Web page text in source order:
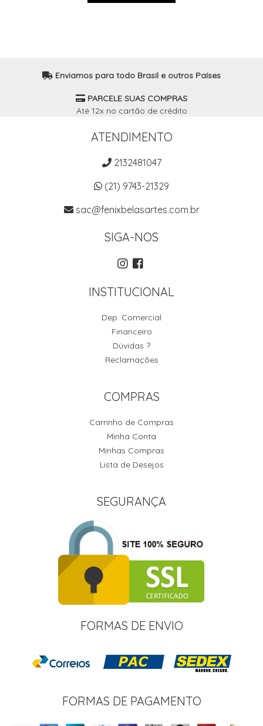
Enviamos para todo Brasil e outros Países
PARCELE SUAS COMPRAS
Até 12x no cartão de crédito
ATENDIMENTO
2132481047
(21) 9743-21329
sac@fenixbelasartes.com.br
SIGA-NOS
INSTITUCIONAL
Dep. Comercial
Financeiro
Dúvidas ?
Reclamações
COMPRAS
Carrinho de Compras
Minha Conta
Minhas Compras
Lista de Desejos
SEGURANÇA
FORMAS DE ENVIO
FORMAS DE PAGAMENTO